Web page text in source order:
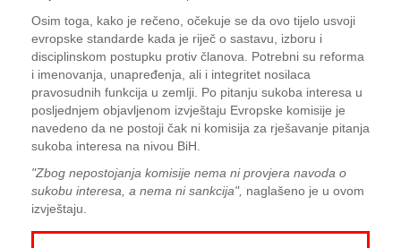
Osim toga, kako je rečeno, očekuje se da ovo tijelo usvoji
evropske standarde kada je riječ o sastavu, izboru i
disciplinskom postupku protiv članova. Potrebni su reforma
i imenovanja, unapređenja, ali i integritet nosilaca
pravosudnih funkcija u zemlji. Po pitanju sukoba interesa u
posljednjem objavljenom izvještaju Evropske komisije je
navedeno da ne postoji čak ni komisija za rješavanje pitanja
sukoba interesa na nivou BiH.
"Zbog nepostojanja komisije nema ni provjera navoda o
sukobu interesa, a nema ni sankcija", naglašeno je u ovom
izvještaju.